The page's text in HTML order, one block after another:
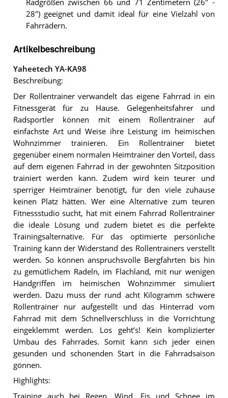
Radgrößen zwischen 66 und 71 Zentimetern (26" -
28") geeignet und damit ideal für eine Vielzahl von
Fahrrädern.
Artikelbeschreibung
Yaheetech YA-KA98
Beschreibung:
Der Rollentrainer verwandelt das eigene Fahrrad in ein
Fitnessgerät für zu Hause. Gelegenheitsfahrer und
Radsportler können mit einem Rollentrainer auf
einfachste Art und Weise ihre Leistung im heimischen
Wohnzimmer trainieren. Ein Rollentrainer bietet
gegenüber einem normalen Heimtrainer den Vorteil, dass
auf dem eigenen Fahrrad in der gewohnten Sitzposition
trainiert werden kann. Zudem wird kein teurer und
sperriger Heimtrainer benötigt, für den viele zuhause
keinen Platz hätten. Wer eine Alternative zum teuren
Fitnessstudio sucht, hat mit einem Fahrrad Rollentrainer
die ideale Lösung und zudem bietet es die perfekte
Trainingsalternative. Für das optimierte persönliche
Training kann der Widerstand des Rollentrainers verstellt
werden. So können anspruchsvolle Bergfahrten bis hin
zu gemütlichem Radeln, im Flachland, mit nur wenigen
Handgriffen im heimischen Wohnzimmer simuliert
werden. Dazu muss der rund acht Kilogramm schwere
Rollentrainer nur aufgestellt und das Hinterrad vom
Fahrrad mit dem Schnellverschluss in die Vorrichtung
eingeklemmt werden. Los geht’s! Kein komplizierter
Umbau des Fahrrades. Somit kann sich jeder einen
gesunden und schonenden Start in die Fahrradsaison
gönnen.
Highlights: